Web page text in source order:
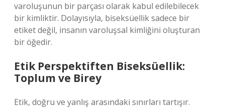
varoluşunun bir parçası olarak kabul edilebilecek
bir kimliktir. Dolayısıyla, biseksüellik sadece bir
etiket değil, insanın varoluşsal kimliğini oluşturan
bir öğedir.
Etik Perspektiften Biseksüellik:
Toplum ve Birey
Etik, doğru ve yanlış arasındaki sınırları tartışır.